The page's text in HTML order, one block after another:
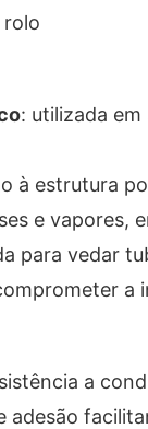
: utilizada
à estrutura
e vapores,
para vedar
a
a
adesão